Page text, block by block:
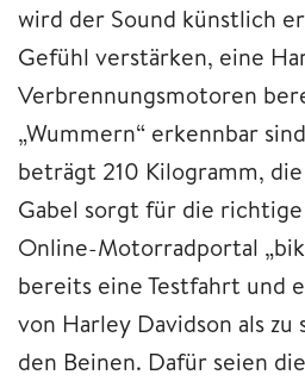
wird der Sound künstlich
Gefühl verstärken, eine
Verbrennungsmotoren
„Wummern“ erkennbar
beträgt 210 Kilogramm,
Gabel sorgt für die
Online-Motorradportal
bereits eine Testfahrt und
von Harley Davidson als zu
den Beinen. Dafür seien